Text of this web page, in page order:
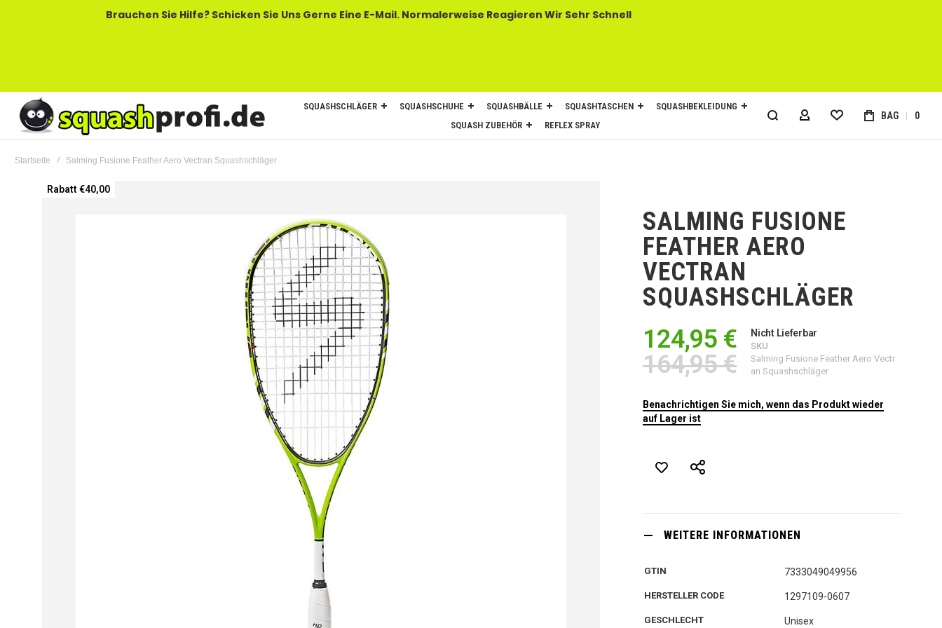
Brauchen Sie Hilfe? Schicken Sie Uns Gerne Eine E-Mail. Normalerweise Reagieren Wir Sehr Schnell
SQUASHSCHLÄGER SQUASHSCHUHE SQUASHBÄLLE SQUASHTASCHEN
SQUASHBEKLEIDUNG
SQUASH ZUBEHÖR
REFLEX SPRAY MY ACCOUNT BAG 0
Startseite Salming Fusione Feather Aero Vectran Squashschläger
Zum
Rabatt €40,00
SALMING FUSIONE
FEATHER AERO
VECTRAN
SQUASHSCHLÄGER
124,95 €
164,95 €
Nicht Lieferbar
SKU
Salming Fusione Feather Aero Vectr
an Squashschläger
Benachrichtigen Sie mich, wenn das Produkt wieder
auf Lager ist
WEITERE INFORMATIONEN
GTIN 7333049049956
HERSTELLER CODE 1297109-0607
GESCHLECHT Unisex